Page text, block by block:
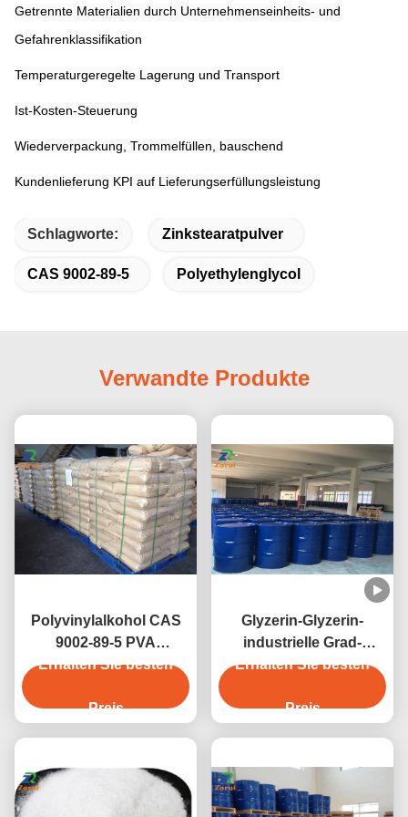
Getrennte Materialien durch Unternehmenseinheits- und
Gefahrenklassifikation
Temperaturgeregelte Lagerung und Transport
Ist-Kosten-Steuerung
Wiederverpackung, Trommelfüllen, bauschend
Kundenlieferung KPI auf Lieferungserfüllungsleistung
Schlagworte: Zinkstearatpulver
CAS 9002-89-5 Polyethylenglycol
Verwandte Produkte
Polyvinylalkohol CAS
9002-89-5 PVA
1788/PVA 2488/PVA
Erhalten Sie besten
Preis
Glyzerin-Glyzerin-
industrielle Grad-
Chemikalien CAS 56-81-
Erhalten Sie besten
Preis